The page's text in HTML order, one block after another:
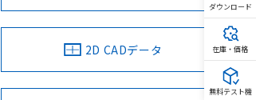
2D CADデータ
ダウンロード
在庫・価格
無料テスト機